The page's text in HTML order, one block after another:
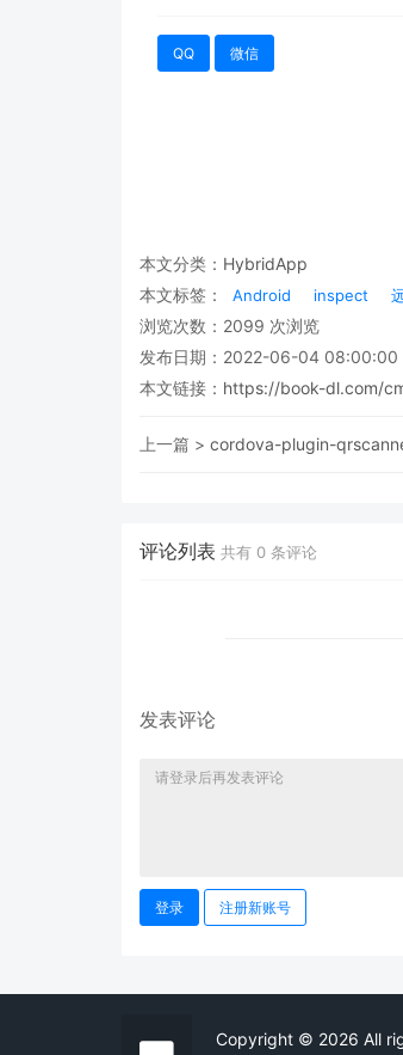
QQ 微信
本文分类： HybridApp
本文标签：
Android inspect
浏览次数： 2099 次浏览
发布日期：2022-06-04 08:00:00
本文链接： https://book-dl.com/
上一篇 > cordova-plugin-
评论列表 共有 0 条评论
发表评论
登录 注册新账号
Copyright © 2026 All